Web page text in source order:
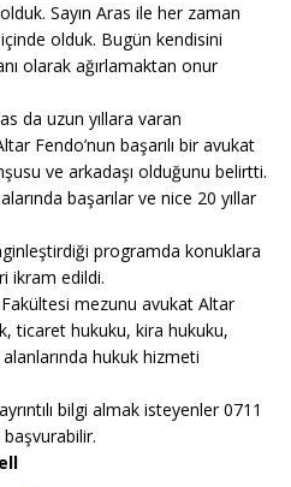
Sayın Aras ile her zaman
olduk. Bugün kendisini
olarak ağırlamaktan onur
da uzun yıllara varan
Fendo’nun başarılı bir avukat
ve arkadaşı olduğunu belirtti.
başarılar ve nice 20 yıllar
programda konuklara
ikram edildi.
mezunu avukat Altar
ticaret hukuku, kira hukuku,
hukuk hizmeti
bilgi almak isteyenler 0711